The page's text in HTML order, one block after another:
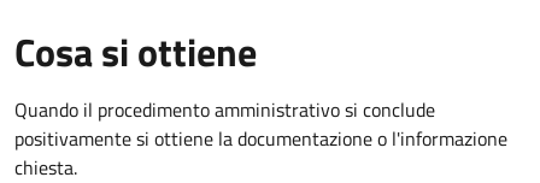
Cosa si ottiene
Quando il procedimento amministrativo si conclude
positivamente si ottiene la documentazione o l'informazione
chiesta.